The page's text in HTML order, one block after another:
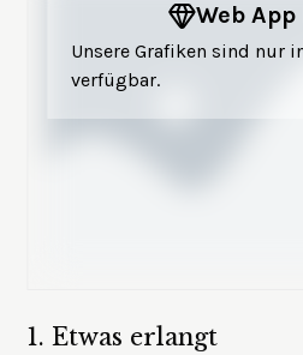
Web
Unsere Grafiken sind nur
verfügbar.
1. Etwas erlangt